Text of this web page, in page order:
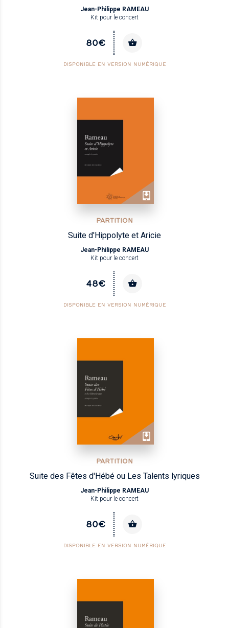
Jean-Philippe RAMEAU
Kit pour le concert
80€
DISPONIBLE EN VERSION NUMÉRIQUE
PARTITION
Suite d'Hippolyte et Aricie
Jean-Philippe RAMEAU
Kit pour le concert
48€
DISPONIBLE EN VERSION NUMÉRIQUE
PARTITION
Suite des Fêtes d'Hébé ou Les Talents lyriques
Jean-Philippe RAMEAU
Kit pour le concert
80€
DISPONIBLE EN VERSION NUMÉRIQUE